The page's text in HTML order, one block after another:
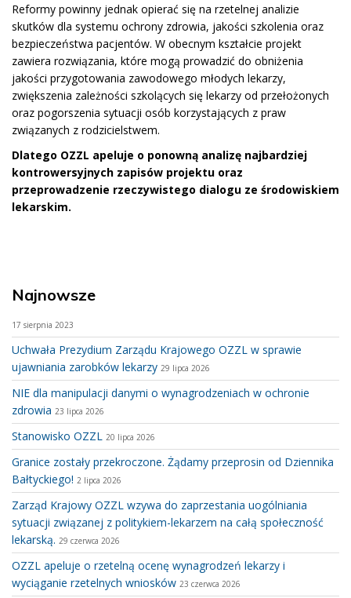
Reformy powinny jednak opierać się na rzetelnej analizie
skutków dla systemu ochrony zdrowia, jakości szkolenia oraz
bezpieczeństwa pacjentów. W obecnym kształcie projekt
zawiera rozwiązania, które mogą prowadzić do obniżenia
jakości przygotowania zawodowego młodych lekarzy,
zwiększenia zależności szkolących się lekarzy od przełożonych
oraz pogorszenia sytuacji osób korzystających z praw
związanych z rodzicielstwem.
Dlatego OZZL apeluje o ponowną analizę najbardziej
kontrowersyjnych zapisów projektu oraz
przeprowadzenie rzeczywistego dialogu ze środowiskiem
lekarskim.
Najnowsze
17 sierpnia 2023
Uchwała Prezydium Zarządu Krajowego OZZL w sprawie
ujawniania zarobków lekarzy 29 lipca 2026
NIE dla manipulacji danymi o wynagrodzeniach w ochronie
zdrowia 23 lipca 2026
Stanowisko OZZL 20 lipca 2026
Granice zostały przekroczone. Żądamy przeprosin od Dziennika
Bałtyckiego! 2 lipca 2026
Zarząd Krajowy OZZL wzywa do zaprzestania uogólniania
sytuacji związanej z politykiem-lekarzem na całą społeczność
lekarską. 29 czerwca 2026
OZZL apeluje o rzetelną ocenę wynagrodzeń lekarzy i
wyciąganie rzetelnych wniosków 23 czerwca 2026